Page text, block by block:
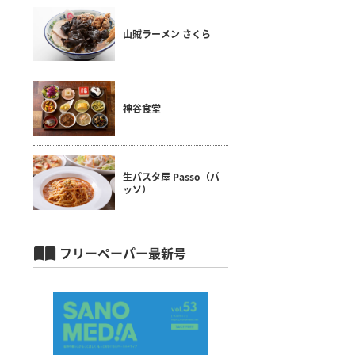
山賊ラーメン さくら
神谷食堂
生パスタ屋 Passo（パ
ッソ）
フリーペーパー最新号